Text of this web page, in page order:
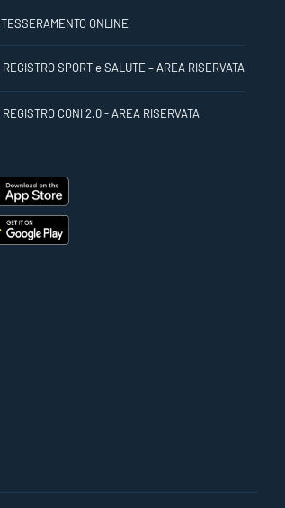
TESSERAMENTO ONLINE
REGISTRO SPORT e SALUTE – AREA RISERVATA
REGISTRO CONI 2.0 - AREA RISERVATA